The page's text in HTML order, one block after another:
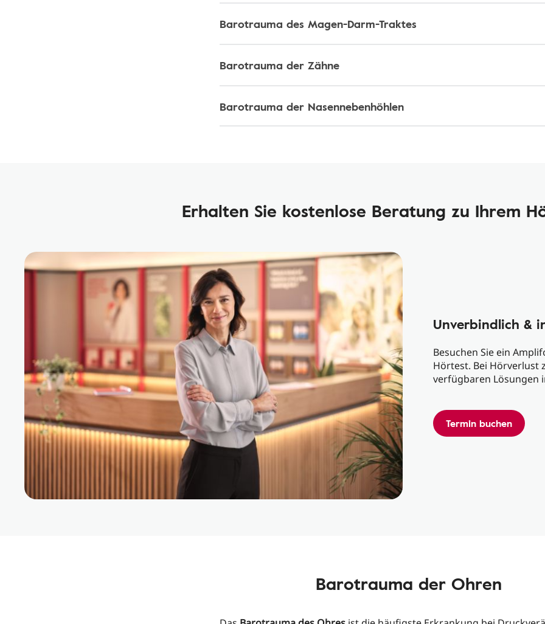
Barotrauma des Magen-Darm-Traktes
Barotrauma der Zähne
Barotrauma der Nasennebenhöhlen
Erhalten Sie kostenlose Beratung zu Ihrem
Unverbindlich &
Besuchen Sie ein
Hörtest. Bei Hörverlust
verfügbaren Lösungen
Termin buchen
Barotrauma der Ohren